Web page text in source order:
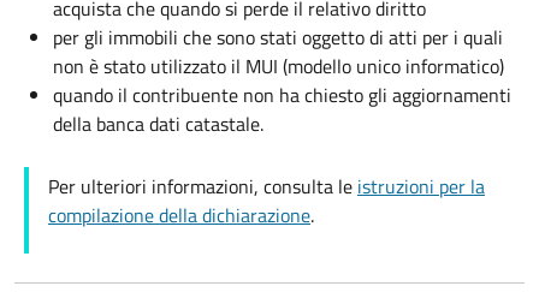
acquista che quando si perde il relativo diritto
per gli immobili che sono stati oggetto di atti per i quali
non è stato utilizzato il MUI (modello unico informatico)
quando il contribuente non ha chiesto gli aggiornamenti
della banca dati catastale.
Per ulteriori informazioni, consulta le istruzioni per la
compilazione della dichiarazione.